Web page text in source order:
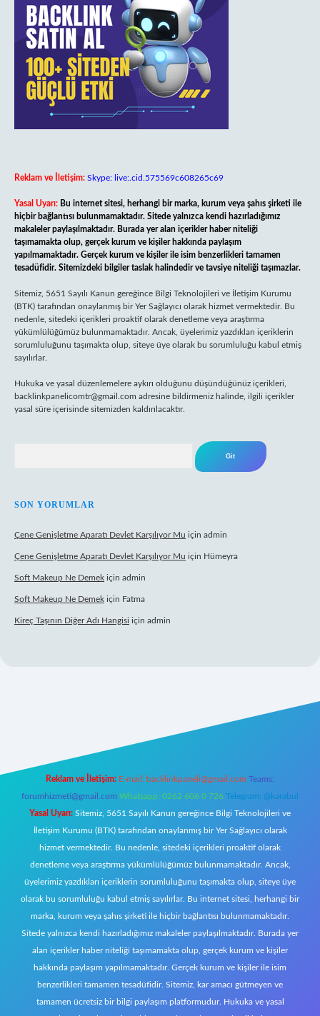
Reklam ve İletişim: Skype: live:.cid.575569c608265c69
Yasal Uyarı: Bu internet sitesi, herhangi bir marka, kurum veya şahıs şirketi ile
hiçbir bağlantısı bulunmamaktadır. Sitede yalnızca kendi hazırladığımız
makaleler paylaşılmaktadır. Burada yer alan içerikler haber niteliği
taşımamakta olup, gerçek kurum ve kişiler hakkında paylaşım
yapılmamaktadır. Gerçek kurum ve kişiler ile isim benzerlikleri tamamen
tesadüfidir. Sitemizdeki bilgiler taslak halindedir ve tavsiye niteliği taşımazlar.
Sitemiz, 5651 Sayılı Kanun gereğince Bilgi Teknolojileri ve İletişim Kurumu
(BTK) tarafından onaylanmış bir Yer Sağlayıcı olarak hizmet vermektedir. Bu
nedenle, sitedeki içerikleri proaktif olarak denetleme veya araştırma
yükümlülüğümüz bulunmamaktadır. Ancak, üyelerimiz yazdıkları içeriklerin
sorumluluğunu taşımakta olup, siteye üye olarak bu sorumluluğu kabul etmiş
sayılırlar.
Hukuka ve yasal düzenlemelere aykırı olduğunu düşündüğünüz içerikleri,
backlinkpanelicomtr@gmail.com adresine bildirmeniz halinde, ilgili içerikler
yasal süre içerisinde sitemizden kaldırılacaktır.
SON YORUMLAR
Çene Genişletme Aparatı Devlet Karşılıyor Mu için admin
Çene Genişletme Aparatı Devlet Karşılıyor Mu için Hümeyra
Soft Makeup Ne Demek için admin
Soft Makeup Ne Demek için Fatma
Kireç Taşının Diğer Adı Hangisi için admin
Reklam ve İletişim: E-mail: backlinkpaneli@gmail.com Teams:
forumhizmeti@gmail.com Whatsapp: 0262 606 0 726 Telegram: @karabul
Yasal Uyarı: Sitemiz, 5651 Sayılı Kanun gereğince Bilgi Teknolojileri ve
İletişim Kurumu (BTK) tarafından onaylanmış bir Yer Sağlayıcı olarak
hizmet vermektedir. Bu nedenle, sitedeki içerikleri proaktif olarak
denetleme veya araştırma yükümlülüğümüz bulunmamaktadır. Ancak,
üyelerimiz yazdıkları içeriklerin sorumluluğunu taşımakta olup, siteye üye
olarak bu sorumluluğu kabul etmiş sayılırlar. Bu internet sitesi, herhangi bir
marka, kurum veya şahıs şirketi ile hiçbir bağlantısı bulunmamaktadır.
Sitede yalnızca kendi hazırladığımız makaleler paylaşılmaktadır. Burada yer
alan içerikler haber niteliği taşımamakta olup, gerçek kurum ve kişiler
hakkında paylaşım yapılmamaktadır. Gerçek kurum ve kişiler ile isim
benzerlikleri tamamen tesadüfidir. Sitemiz, kar amacı gütmeyen ve
tamamen ücretsiz bir bilgi paylaşım platformudur. Hukuka ve yasal